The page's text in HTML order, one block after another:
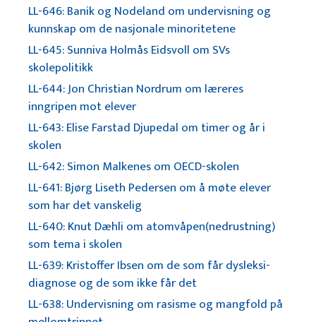
LL-646: Banik og Nodeland om undervisning og
kunnskap om de nasjonale minoritetene
LL-645: Sunniva Holmås Eidsvoll om SVs
skolepolitikk
LL-644: Jon Christian Nordrum om læreres
inngripen mot elever
LL-643: Elise Farstad Djupedal om timer og år i
skolen
LL-642: Simon Malkenes om OECD-skolen
LL-641: Bjørg Liseth Pedersen om å møte elever
som har det vanskelig
LL-640: Knut Dæhli om atomvåpen(nedrustning)
som tema i skolen
LL-639: Kristoffer Ibsen om de som får dysleksi-
diagnose og de som ikke får det
LL-638: Undervisning om rasisme og mangfold på